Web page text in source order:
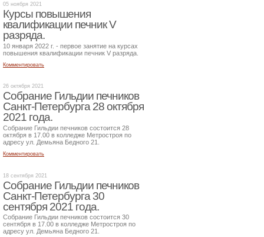
05 ноября 2021
Курсы повышения
квалификации печник V
разряда.
10 января 2022 г. - первое занятие на курсах
повышения квалификации печник V разряда.
Комментировать
26 октября 2021
Собрание Гильдии печников
Санкт-Петербурга 28 октября
2021 года.
Собрание Гильдии печников состоится 28
октября в 17.00 в колледже Метростроя по
адресу ул. Демьяна Бедного 21.
Комментировать
18 сентября 2021
Собрание Гильдии печников
Санкт-Петербурга 30
сентября 2021 года.
Собрание Гильдии печников состоится 30
сентября в 17.00 в колледже Метростроя по
адресу ул. Демьяна Бедного 21.